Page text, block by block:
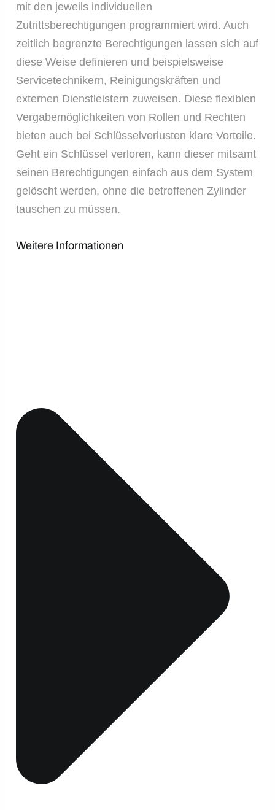
mit den jeweils individuellen
Zutrittsberechtigungen programmiert wird. Auch
zeitlich begrenzte Berechtigungen lassen sich auf
diese Weise definieren und beispielsweise
Servicetechnikern, Reinigungskräften und
externen Dienstleistern zuweisen. Diese flexiblen
Vergabemöglichkeiten von Rollen und Rechten
bieten auch bei Schlüsselverlusten klare Vorteile.
Geht ein Schlüssel verloren, kann dieser mitsamt
seinen Berechtigungen einfach aus dem System
gelöscht werden, ohne die betroffenen Zylinder
tauschen zu müssen.
Weitere Informationen